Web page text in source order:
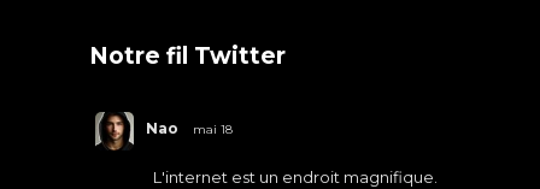
Notre fil Twitter
Nao mai 18
L'internet est un endroit magnifique.